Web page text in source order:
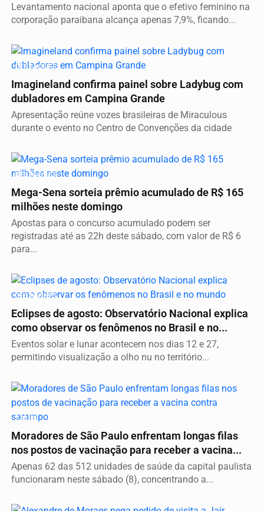
Levantamento nacional aponta que o efetivo feminino na
corporação paraibana alcança apenas 7,9%, ficando...
DESTAQUES
Imagineland confirma painel sobre Ladybug com
dubladores em Campina Grande
Apresentação reúne vozes brasileiras de Miraculous
durante o evento no Centro de Convenções da cidade
DESTAQUES
Mega-Sena sorteia prêmio acumulado de R$ 165
milhões neste domingo
Apostas para o concurso acumulado podem ser
registradas até as 22h deste sábado, com valor de R$ 6
para...
DESTAQUES
Eclipses de agosto: Observatório Nacional explica
como observar os fenômenos no Brasil e no...
Eventos solar e lunar acontecem nos dias 12 e 27,
permitindo visualização a olho nu no território...
SAÚDE
Moradores de São Paulo enfrentam longas filas
nos postos de vacinação para receber a vacina...
Apenas 62 das 512 unidades de saúde da capital paulista
funcionaram neste sábado (8), concentrando a...